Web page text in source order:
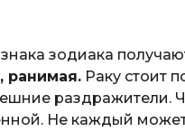
знака зодиака
ранимая. Раку стоит
раздражители.
Не каждый